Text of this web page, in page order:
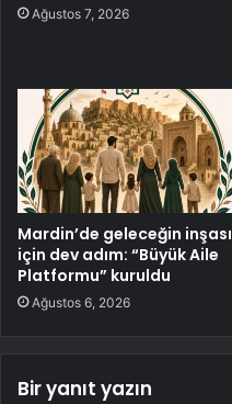
Ağustos 7, 2026
Mardin’de geleceğin inşası
için dev adım: “Büyük Aile
Platformu” kuruldu
Ağustos 6, 2026
Bir yanıt yazın